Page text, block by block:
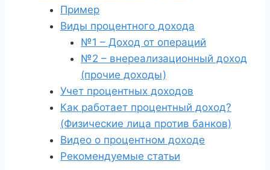
Пример
Виды процентного дохода
№1 – Доход от операций
№2 – внереализационный доход
(прочие доходы)
Учет процентных доходов
Как работает процентный доход?
(Физические лица против банков)
Видео о процентном доходе
Рекомендуемые статьи